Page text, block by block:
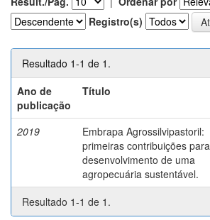
Registro(s)
Resultado 1-1 de 1.
Ano de
publicação
Título
2019
Embrapa Agrossilvipastoril:
primeiras contribuições
desenvolvimento de uma
agropecuária sustentável.
Resultado 1-1 de 1.